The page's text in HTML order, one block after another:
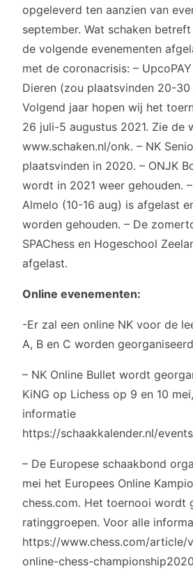
opgeleverd ten aanzien van
september. Wat schaken
de volgende evenementen
met de coronacrisis: –
Dieren (zou plaatsvinden 20-
Volgend jaar hopen wij het
26 juli-5 augustus 2021. Zie de
www.schaken.nl/onk. – NK
plaatsvinden in 2020. – ONJK
wordt in 2021 weer gehouden.
Almelo (10-16 aug) is afgelast
worden gehouden. – De
SPAChess en Hogeschool
afgelast.
Online evenementen:
-Er zal een online NK voor de
A, B en C worden
– NK Online Bullet wordt
KiNG op Lichess op 9 en 10
informatie
https://schaakkalender.nl/
– De Europese schaakbond
mei het Europees Online
chess.com. Het toernooi wordt
ratinggroepen. Voor alle
https://www.chess.com/article/
online-chess-